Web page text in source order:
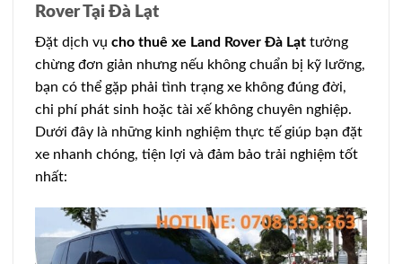
Rover Tại Đà Lạt
Đặt dịch vụ cho thuê xe Land Rover Đà Lạt tưởng
chừng đơn giản nhưng nếu không chuẩn bị kỹ lưỡng,
bạn có thể gặp phải tình trạng xe không đúng đời,
chi phí phát sinh hoặc tài xế không chuyên nghiệp.
Dưới đây là những kinh nghiệm thực tế giúp bạn đặt
xe nhanh chóng, tiện lợi và đảm bảo trải nghiệm tốt
nhất: